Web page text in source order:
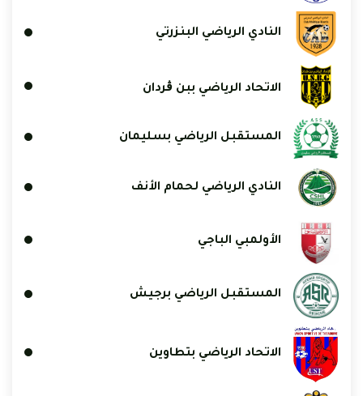
النادي الرياضي البنزرتي
الاتحاد الرياضي ببن ڨردان
المستقبل الرياضي بسليمان
النادي الرياضي لحمام الأنف
الأولمبي الباجي
المستقبل الرياضي برجيش
الاتحاد الرياضي بتطاوين